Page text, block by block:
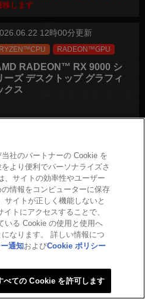
移します
12時00分更新
RYZEN™CPU RADEON™GPU
RADEON™ RX 9000 シ
ーズ デスクトップ グラフィ
クス
クリエイティブ
RYZEN™CPU
Ryzen™ / Radeon™ で
築するAIサーバー
15時00分更新
クリエイティブ
RYZEN™CPU
場アニメ制作を支える”試行
数”と”ルックデヴ” ―― 安
社のパートナーの Cookie を
より便利でパーソナライズさ
、サイトの効率性やユーザー
情報をコンピューターに保存
サイトが正しく機能しないと
トにアクセスすることで、
いる Cookie の使用と使用へ
なります。 詳しい情報につ
通知およびCookie ポリシー
べての Cookie を許可します